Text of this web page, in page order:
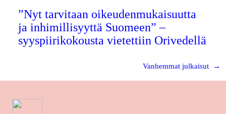
”Nyt tarvitaan oikeudenmukaisuutta
ja inhimillisyyttä Suomeen” –
syyspiirikokousta vietettiin Orivedellä
Vanhemmat julkaisut →